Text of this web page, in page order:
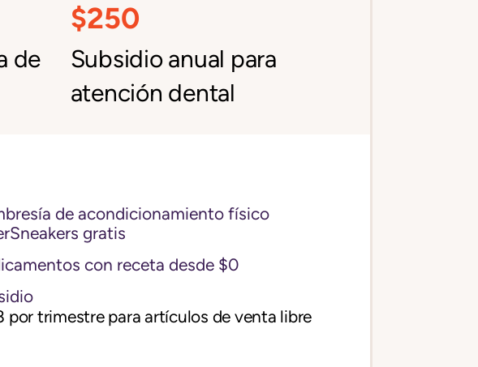
de
$250
Subsidio anual para
atención dental
de acondicionamiento físico
gratis
con receta desde $0
por trimestre para artículos de venta libre